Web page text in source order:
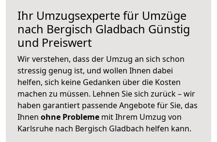
Ihr Umzugsexperte für Umzüge
nach Bergisch Gladbach Günstig
und Preiswert
Wir verstehen, dass der Umzug an sich schon
stressig genug ist, und wollen Ihnen dabei
helfen, sich keine Gedanken über die Kosten
machen zu müssen. Lehnen Sie sich zurück – wir
haben garantiert passende Angebote für Sie, das
Ihnen ohne Probleme mit Ihrem Umzug von
Karlsruhe nach Bergisch Gladbach helfen kann.